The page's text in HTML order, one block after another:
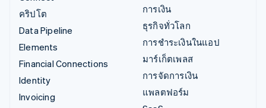
คริปโต
Data Pipeline
Elements
Financial Connections
Identity
Invoicing
การเงิน
ธุรกิจทั่วโลก
การชำระเงินในแอป
มาร์เก็ตเพลส
การจัดการเงิน
แพลตฟอร์ม